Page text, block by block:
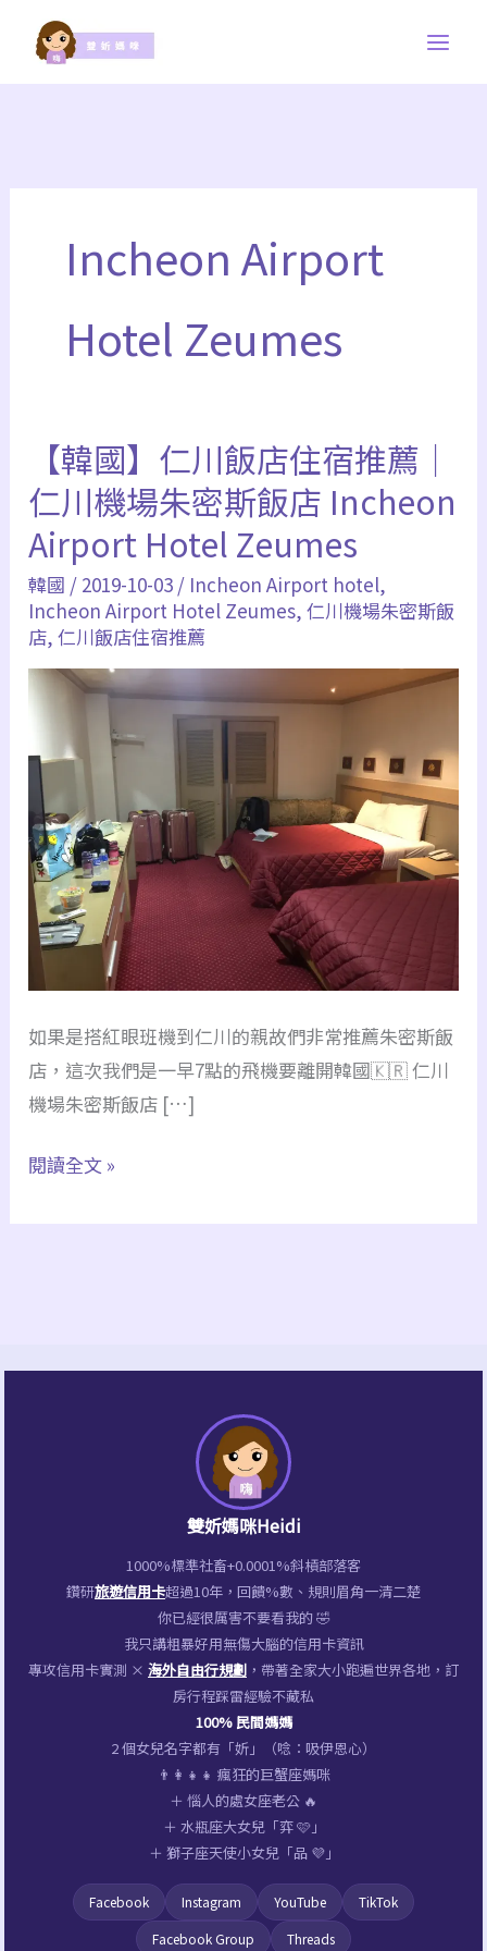
Incheon Airport
Hotel Zeumes
【韓國】仁川飯店住宿推薦｜
仁川機場朱密斯飯店 Incheon
Airport Hotel Zeumes
韓國 / 2019-10-03 / Incheon Airport hotel,
Incheon Airport Hotel Zeumes,仁川機場朱密斯飯
店,仁川飯店住宿推薦
如果是搭紅眼班機到仁川的親故們非常推薦朱密斯飯
店，這次我們是一早7點的飛機要離開韓國🇰🇷 仁川
機場朱密斯飯店 […]
【韓
國】
仁
川
飯
店
宿
薦
｜
仁
川
機
場
朱
密
斯
飯
店
Airport
閱讀全文 »
雙妡媽咪Heidi
1000%標準社畜+0.0001%斜槓部落客
鑽研旅遊信用卡超過10年，回饋%數、規則眉角一清二楚
你已經很厲害不要看我的 🤣
我只講粗暴好用無傷大腦的信用卡資訊
專攻信用卡實測 × 海外自由行規劃 ，帶著全家大小跑遍世界各地，訂
房行程踩雷經驗不藏私
100% 民間媽媽
2 個女兒名字都有「妡」（唸：吸伊恩心）
👨‍👩‍👧‍👧 瘋狂的巨蟹座媽咪
＋ 惱人的處女座老公 🔥
＋ 水瓶座大女兒「弈 🩷」
＋ 獅子座天使小女兒「品 💜」
Facebook Instagram YouTube
TikTok
Facebook Group
Threads